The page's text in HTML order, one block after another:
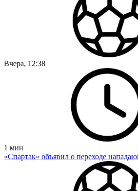
Вчера, 12:38
1 мин
«Спартак» объявил о переходе